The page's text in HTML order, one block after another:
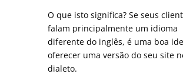
O que isto significa? Se seus
falam principalmente um idioma
diferente do inglês, é uma boa
oferecer uma versão do seu site
dialeto.